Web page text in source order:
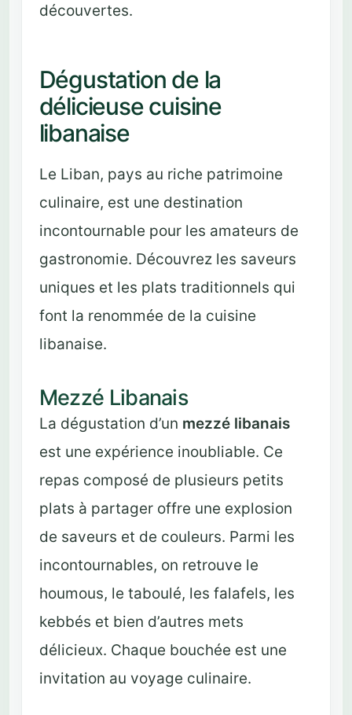
découvertes.
Dégustation de la
délicieuse cuisine
libanaise
Le Liban, pays au riche patrimoine
culinaire, est une destination
incontournable pour les amateurs de
gastronomie. Découvrez les saveurs
uniques et les plats traditionnels qui
font la renommée de la cuisine
libanaise.
Mezzé Libanais
La dégustation d’un mezzé libanais
est une expérience inoubliable. Ce
repas composé de plusieurs petits
plats à partager offre une explosion
de saveurs et de couleurs. Parmi les
incontournables, on retrouve le
houmous, le taboulé, les falafels, les
kebbés et bien d’autres mets
délicieux. Chaque bouchée est une
invitation au voyage culinaire.